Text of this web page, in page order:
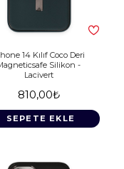
14 Kılıf Coco Deri
Silikon -
Lacivert
810,00₺
SEPETE EKLE